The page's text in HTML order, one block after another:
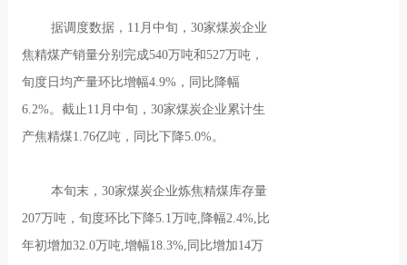
据调度数据，11月中旬，30家煤炭企业
焦精煤产销量分别完成540万吨和527万吨，
旬度日均产量环比增幅4.9%，同比降幅
6.2%。截止11月中旬，30家煤炭企业累计生
产焦精煤1.76亿吨，同比下降5.0%。
本旬末，30家煤炭企业炼焦精煤库存量
207万吨，旬度环比下降5.1万吨,降幅2.4%,比
年初增加32.0万吨,增幅18.3%,同比增加14万